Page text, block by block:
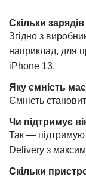
Скільки
Згідно з
наприклад, для
iPhone 13.
Яку ємність
Ємність
Чи підтримує
Так —
Delivery з
Скільки